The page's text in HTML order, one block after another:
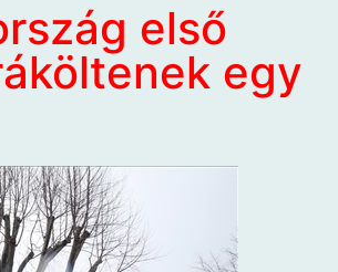
első
egy